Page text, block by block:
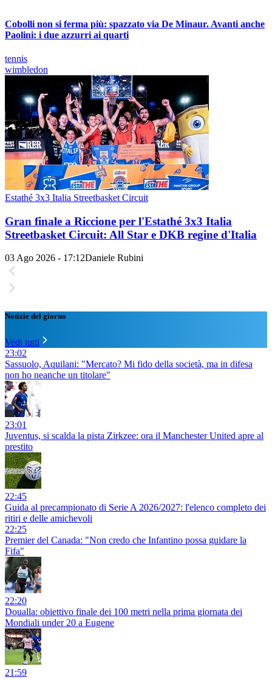
Cobolli non si ferma più: spazzato via De Minaur. Avanti anche
Paolini: i due azzurri ai quarti
tennis
wimbledon
Estathé 3x3 Italia Streetbasket Circuit
Gran finale a Riccione per l'Estathé 3x3 Italia
Streetbasket Circuit: All Star e DKB regine d'Italia
03 Ago 2026 - 17:12Daniele Rubini
Notizie del giorno
Vedi tutti
23:02
Sassuolo, Aquilani: "Mercato? Mi fido della società, ma in difesa
non ho neanche un titolare"
23:01
Juventus, si scalda la pista Zirkzee: ora il Manchester United apre al
prestito
22:45
Guida al precampionato di Serie A 2026/2027: l'elenco completo dei
ritiri e delle amichevoli
22:25
Premier del Canada: "Non credo che Infantino possa guidare la
Fifa"
22:20
Doualla: obiettivo finale dei 100 metri nella prima giornata dei
Mondiali under 20 a Eugene
21:59